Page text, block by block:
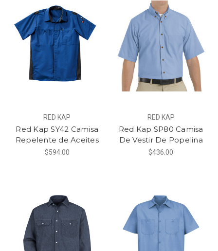
RED KAP
Red Kap SY42 Camisa
Repelente de Aceites
$594.00
RED KAP
Red Kap SP80 Camisa
De Vestir De Popelina
$436.00